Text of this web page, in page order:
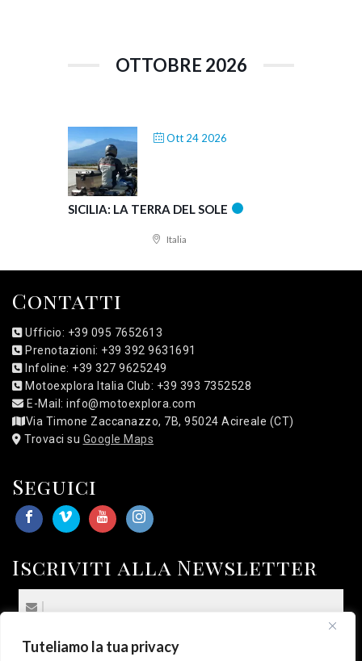
Tuteliamo la tua privacy
OTTOBRE 2026
Ott 24 2026
SICILIA: LA TERRA DEL SOLE
Italia
Contatti
Ufficio: +39 095 7652613
Prenotazioni: +39 392 9631691
Infoline: +39 327 9625249
Motoexplora Italia Club: +39 393 7352528
E-Mail: info@motoexplora.com
Via Timone Zaccanazzo, 7B, 95024 Acireale (CT)
Trovaci su Google Maps
Seguici
Iscriviti alla Newsletter
(*) Sottoscrivo la Privacy Policy